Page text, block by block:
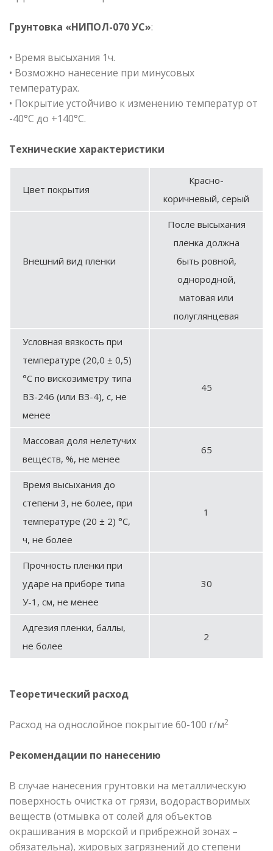
Грунтовка «НИПОЛ-070 УС»:
• Время высыхания 1ч.
• Возможно нанесение при минусовых
температурах.
• Покрытие устойчиво к изменению температур от
-40°С до +140°С.
Технические характеристики
Цвет покрытия
Красно-
коричневый, серый
Внешний вид пленки
После высыхания
пленка должна
быть ровной,
однородной,
матовая или
полуглянцевая
Условная вязкость при
температуре (20,0 ± 0,5)
°С по вискозиметру типа
ВЗ-246 (или ВЗ-4), с, не
менее
45
Массовая доля нелетучих
веществ, %, не менее
65
Время высыхания до
степени 3, не более, при
температуре (20 ± 2) °С,
ч, не более
1
Прочность пленки при
ударе на приборе типа
У-1, см, не менее
30
Адгезия пленки, баллы,
не более
2
Теоретический расход
Расход на однослойное покрытие 60-100 г/м2
Рекомендации по нанесению
В случае нанесения грунтовки на металлическую
поверхность очистка от грязи, водорастворимых
веществ (отмывка от солей для объектов
окрашивания в морской и прибрежной зонах –
обязательна), жировых загрязнений до степени